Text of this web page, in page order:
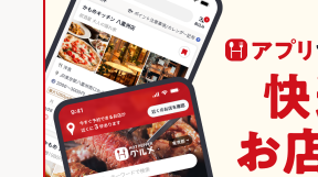
勝山町駅 × 洋・和洋・各国料理・その他
中華全般
松山 × 中華
大街道 × 中華全般
愛媛 × 居酒屋
愛媛 × 洋・和洋・各国料理・その他
愛媛の居酒屋ランキング
松山のグルメランキング
松山の居酒屋ランキング
大街道のグルメランキング